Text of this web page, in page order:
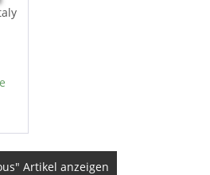
Artikel anzeigen